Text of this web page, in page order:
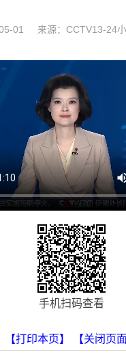
05-01 来源：CCTV13-24
手机扫码查看
【打印本页】 【关闭页面